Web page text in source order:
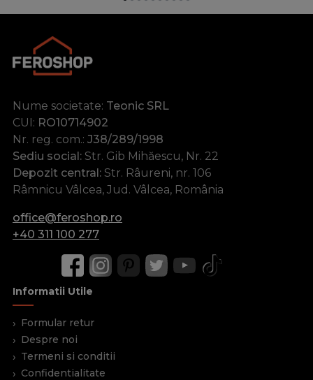
Nume societate: Teonic SRL
CUI: RO10714902
Nr. reg. com.: J38/289/1998
Sediu social: Str. Gib Mihăescu, Nr. 22
Depozit central: Str. Râureni, nr. 106
Râmnicu Vâlcea, Jud. Vâlcea, România
office@feroshop.ro
+40 311 100 277
Informatii Utile
Formular retur
Despre noi
Termeni si conditii
Confidentialitate